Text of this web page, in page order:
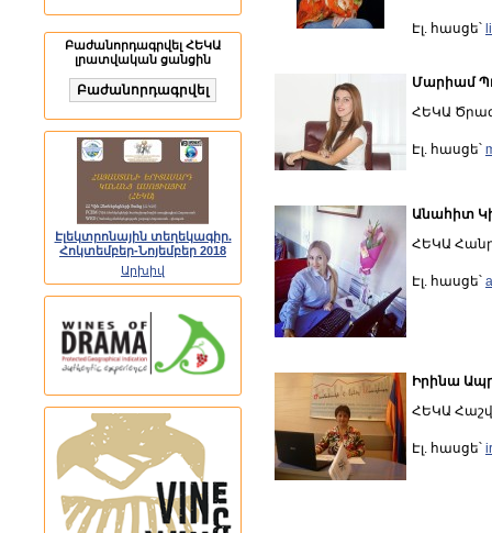
Բաժանորդագրվել ՀԵԿԱ
լրատվական ցանցին
Էլեկտրոնային տեղեկագիր.
Հոկտեմբեր-Նոյեմբեր 2018
Արխիվ
Էլ. հասցե՝
Մարիամ
ՀԵԿԱ
Էլ. հասցե՝
Անահիտ
ՀԵԿԱ
Էլ. հասցե՝
Իրինա
ՀԵԿԱ
Էլ. հասցե՝